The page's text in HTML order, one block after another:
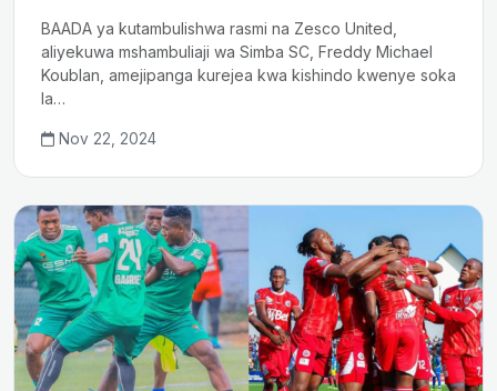
BAADA ya kutambulishwa rasmi na Zesco United,
aliyekuwa mshambuliaji wa Simba SC, Freddy Michael
Koublan, amejipanga kurejea kwa kishindo kwenye soka
la…
Nov 22, 2024